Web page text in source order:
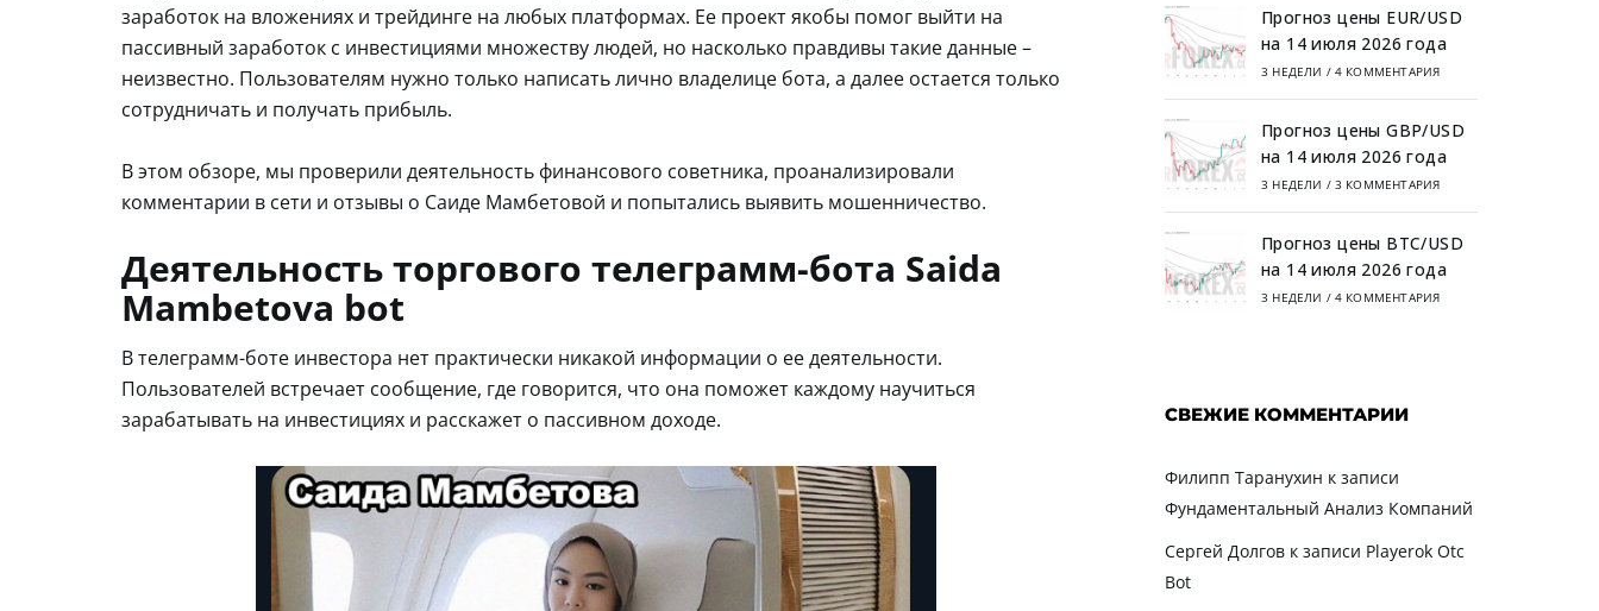
заработок на вложениях и трейдинге на любых платформах. Ее проект якобы помог выйти на
пассивный заработок с инвестициями множеству людей, но насколько правдивы такие данные –
неизвестно. Пользователям нужно только написать лично владелице бота, а далее остается только
сотрудничать и получать прибыль.
В этом обзоре, мы проверили деятельность финансового советника, проанализировали
комментарии в сети и отзывы о Саиде Мамбетовой и попытались выявить мошенничество.
Деятельность торгового телеграмм-бота Saida
Mambetova bot
В телеграмм-боте инвестора нет практически никакой информации о ее деятельности.
Пользователей встречает сообщение, где говорится, что она поможет каждому научиться
зарабатывать на инвестициях и расскажет о пассивном доходе.
Прогноз цены EUR/USD
на 14 июля 2026 года
3 НЕДЕЛИ / 4 КОММЕНТАРИЯ
Прогноз цены GBP/USD
на 14 июля 2026 года
3 НЕДЕЛИ / 3 КОММЕНТАРИЯ
Прогноз цены BTC/USD
на 14 июля 2026 года
3 НЕДЕЛИ / 4 КОММЕНТАРИЯ
СВЕЖИЕ КОММЕНТАРИИ
Филипп Таранухин к записи
Фундаментальный Анализ Компаний
Сергей Долговк записи Playerok Otc
Bot